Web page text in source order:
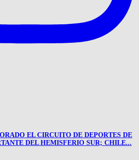
EL CIRCUITO DE DEPORTES DE
DEL HEMISFERIO SUR; CHILE...